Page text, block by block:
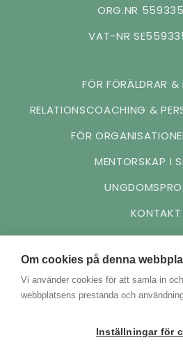
ORG.NR
VAT-NR
FÖR FÖRÄLDRAR &
RELATIONSCOACHING &
FÖR
MENTORSKAP I
KONTAKT
”All
framgång
Om cookies på denna
Vi använder cookies för att samla in
webbplatsens prestanda och
Inställningar för